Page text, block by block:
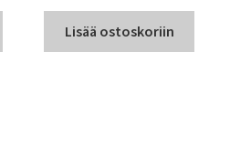
Lisää ostoskoriin